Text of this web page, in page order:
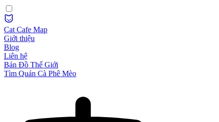
Cat Cafe Map
Giới thiệu
Blog
Liên hệ
Bản Đồ Thế Giới
Tìm Quán Cà Phê Mèo